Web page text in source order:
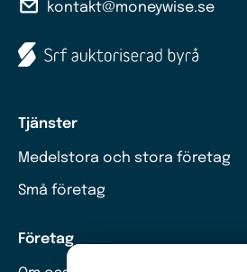
kontakt@moneywise.se
Tjänster
Medelstora och stora företag
Små företag
Företag